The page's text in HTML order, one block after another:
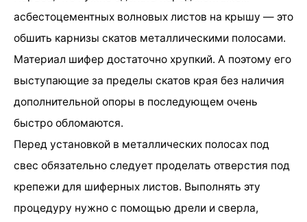
асбестоцементных волновых листов на крышу — это
обшить карнизы скатов металлическими полосами.
Материал шифер достаточно хрупкий. А поэтому его
выступающие за пределы скатов края без наличия
дополнительной опоры в последующем очень
быстро обломаются.
Перед установкой в металлических полосах под
свес обязательно следует проделать отверстия под
крепежи для шиферных листов. Выполнять эту
процедуру нужно с помощью дрели и сверла,